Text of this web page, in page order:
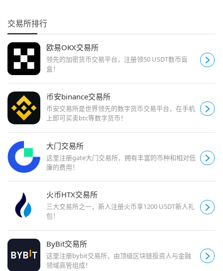
交易所排行
欧易OKX交易所
领先的加密货币交易平台，注册领50 USDT数币盲
盒！
币安binance交易所
币安交易所是世界领先的数字货币交易平台，在手机
上即可买卖btc等数字货币！
大门交易所
这里注册gate大门交易所，拥有丰富的币种和相对低
廉的费用！
火币HTX交易所
三大交易所之一，新人注册火币享1200 USDT新人礼
包！
ByBit交易所
这里注册bybit交易所，由顶级区块链投资人与金融
领域高管组成！